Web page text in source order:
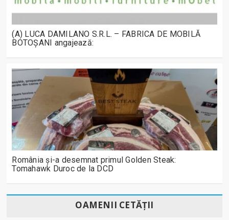
(A) LUCA DAMILANO S.R.L. – FABRICA DE MOBILĂ
BOTOȘANI angajează:
România și-a desemnat primul Golden Steak:
Tomahawk Duroc de la DCD
OAMENII CETĂȚII